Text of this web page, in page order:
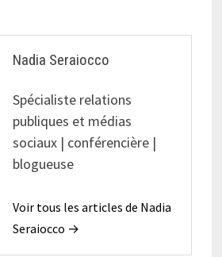
Nadia Seraiocco
Spécialiste relations
publiques et médias
sociaux | conférencière |
blogueuse
Voir tous les articles de Nadia
Seraiocco →